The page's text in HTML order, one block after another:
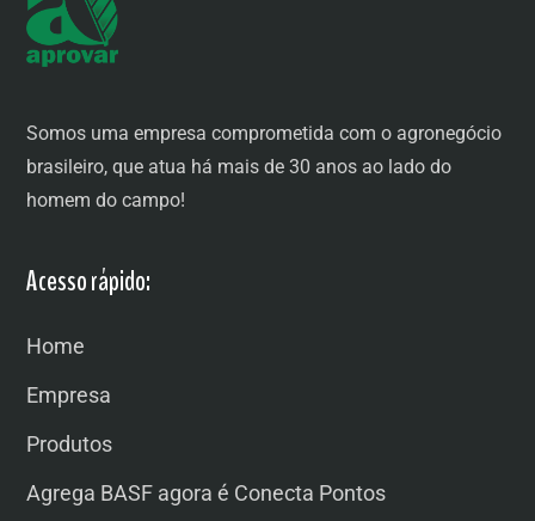
Somos uma empresa comprometida com o agronegócio
brasileiro, que atua há mais de 30 anos ao lado do
homem do campo!
Acesso rápido:
Home
Empresa
Produtos
Agrega BASF agora é Conecta Pontos